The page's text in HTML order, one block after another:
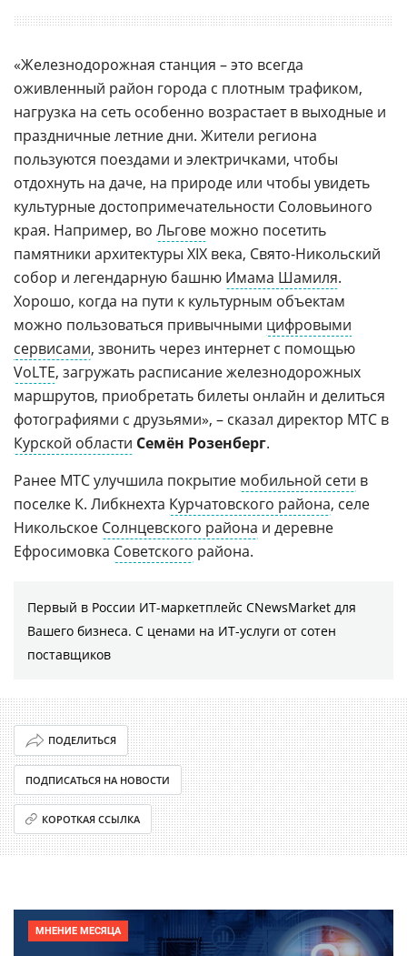
«Железнодорожная станция – это всегда
оживленный район города с плотным трафиком,
нагрузка на сеть особенно возрастает в выходные и
праздничные летние дни. Жители региона
пользуются поездами и электричками, чтобы
отдохнуть на даче, на природе или чтобы увидеть
культурные достопримечательности Соловьиного
края. Например, во Льгове можно посетить
памятники архитектуры XIX века, Свято-Никольский
собор и легендарную башню Имама Шамиля.
Хорошо, когда на пути к культурным объектам
можно пользоваться привычными цифровыми
сервисами, звонить через интернет с помощью
VoLTE, загружать расписание железнодорожных
маршрутов, приобретать билеты онлайн и делиться
фотографиями с друзьями», – сказал директор МТС в
Курской области Семён Розенберг.
Ранее МТС улучшила покрытие мобильной сети в
поселке К. Либкнехта Курчатовского района, селе
Никольское Солнцевского района и деревне
Ефросимовка Советского района.
Первый в России ИТ-маркетплейс CNewsMarket для
Вашего бизнеса. С ценами на ИТ-услуги от сотен
поставщиков
ПОДЕЛИТЬСЯ
ПОДПИСАТЬСЯ НА НОВОСТИ
КОРОТКАЯ ССЫЛКА
МНЕНИЕ МЕСЯЦА